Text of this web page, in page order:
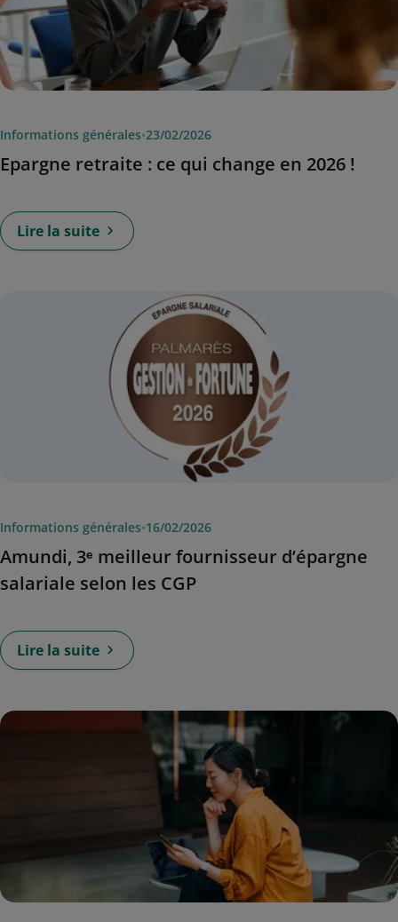
Informations générales•23/02/2026
Epargne retraite : ce qui change en 2026 !
Lire la suite
Informations générales•16/02/2026
Amundi, 3ᵉ meilleur fournisseur d’épargne
salariale selon les CGP
Lire la suite